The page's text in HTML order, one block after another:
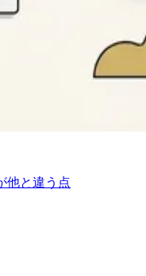
他と違う点